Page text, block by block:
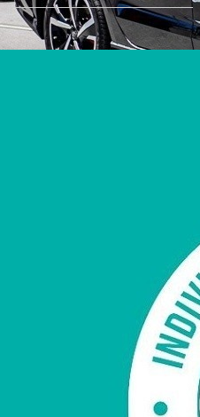
Путин Похвалил Маска И
Планах В Украине
Дают В Беларуси